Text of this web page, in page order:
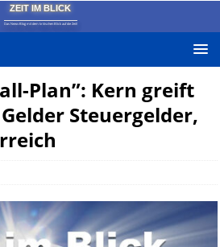
ZEIT IM BLICK
Das News-Blog mit dem kritischen Blick auf die Zeit!
Plan”: Kern greift
Steuergelder,